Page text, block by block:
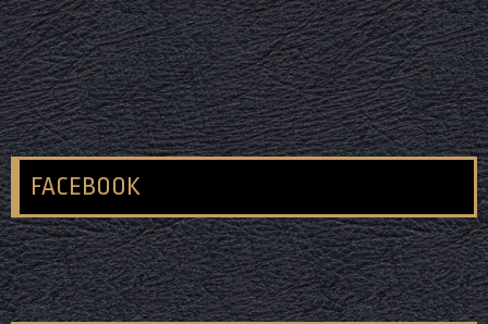
FACEBOOK